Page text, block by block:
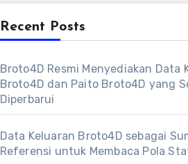
Recent Posts
Broto4D Resmi Menyediakan Data
Broto4D dan Paito Broto4D yang
Diperbarui
Data Keluaran Broto4D sebagai
Referensi untuk Membaca Pola